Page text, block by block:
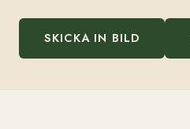
SKICKA IN BILD